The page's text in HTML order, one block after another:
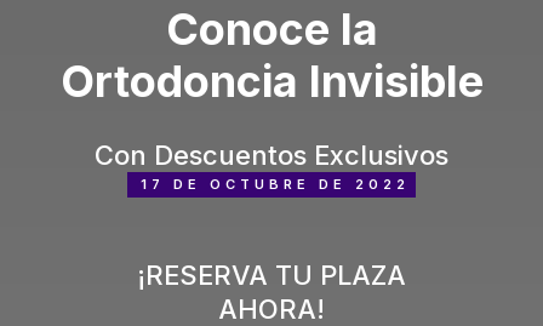
Conoce la
Ortodoncia Invisible
Con Descuentos Exclusivos
17 DE OCTUBRE DE 2022
¡RESERVA TU PLAZA
AHORA!